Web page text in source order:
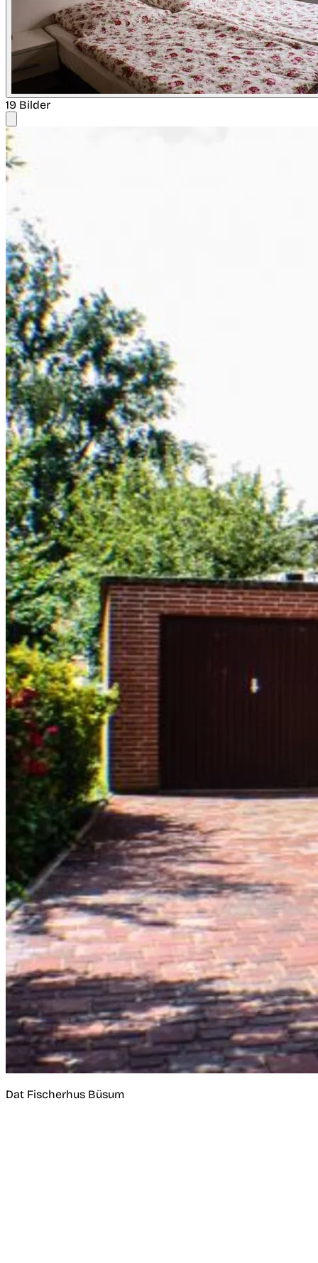
19 Bilder
Dat Fischerhus Büsum